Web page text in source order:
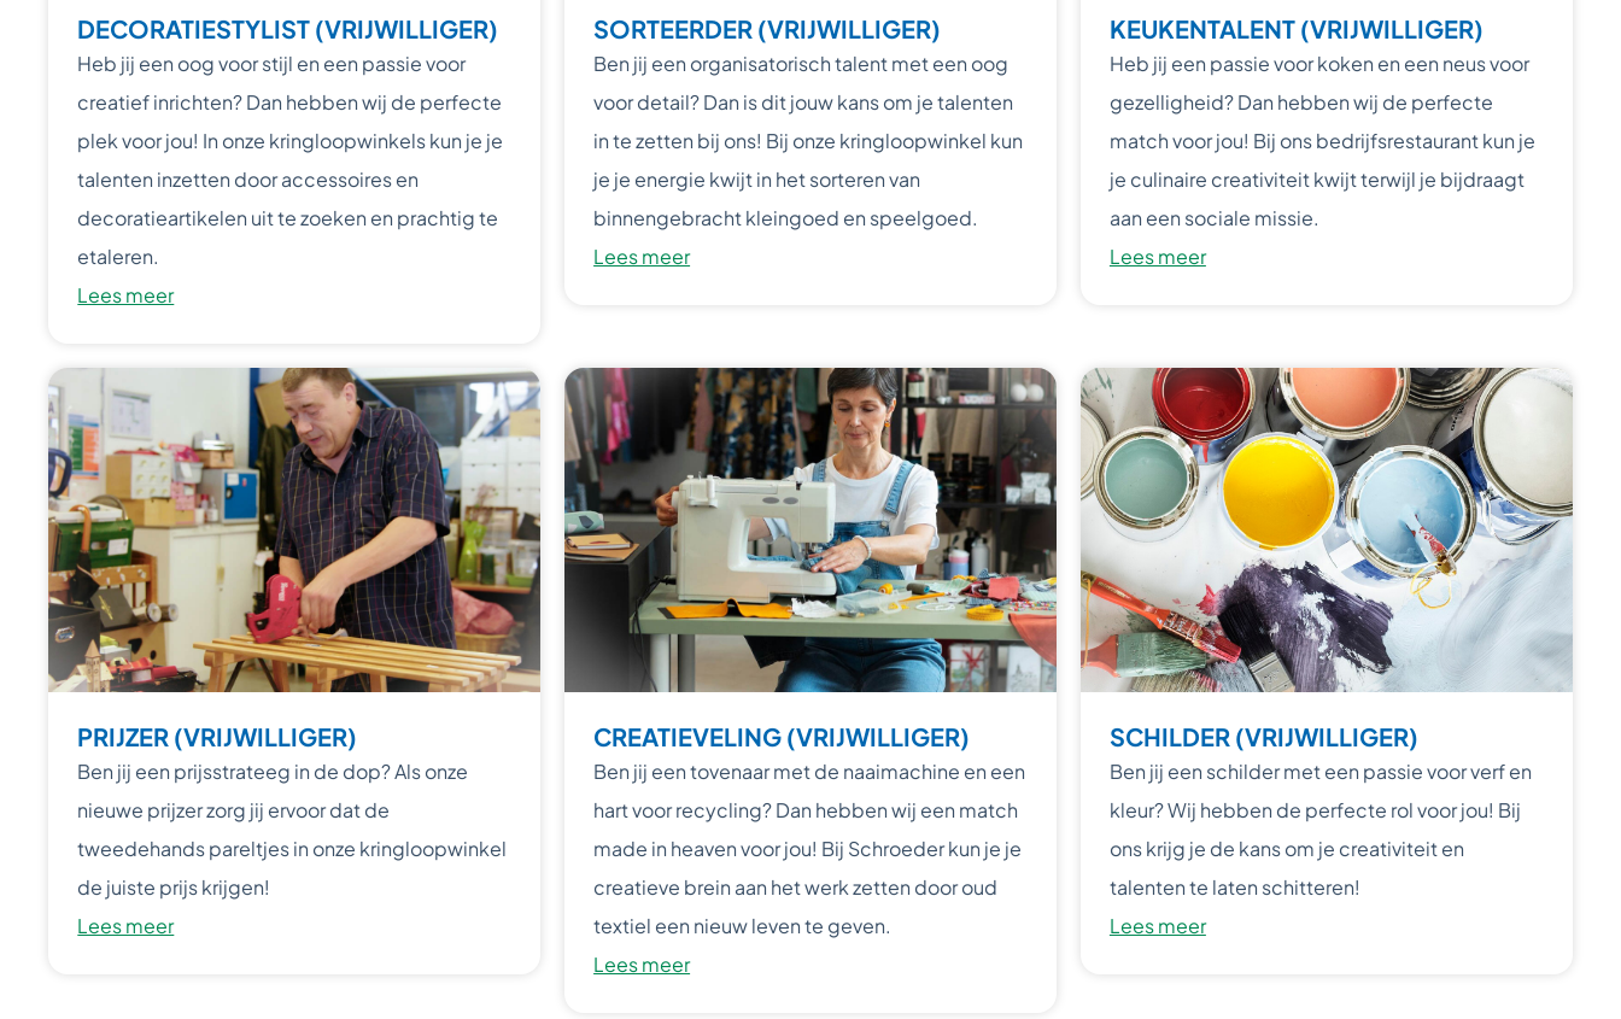
DECORATIESTYLIST (VRIJWILLIGER)
Heb jij een oog voor stijl en een passie voor
creatief inrichten? Dan hebben wij de perfecte
plek voor jou! In onze kringloopwinkels kun je je
talenten inzetten door accessoires en
decoratieartikelen uit te zoeken en prachtig te
etaleren.
Lees meer
SORTEERDER (VRIJWILLIGER)
Ben jij een organisatorisch talent met een oog
voor detail? Dan is dit jouw kans om je talenten
in te zetten bij ons! Bij onze kringloopwinkel kun
je je energie kwijt in het sorteren van
binnengebracht kleingoed en speelgoed.
Lees meer
KEUKENTALENT (VRIJWILLIGER)
Heb jij een passie voor koken en een neus voor
gezelligheid? Dan hebben wij de perfecte
match voor jou! Bij ons bedrijfsrestaurant kun je
je culinaire creativiteit kwijt terwijl je bijdraagt
aan een sociale missie.
Lees meer
PRIJZER (VRIJWILLIGER)
Ben jij een prijsstrateeg in de dop? Als onze
nieuwe prijzer zorg jij ervoor dat de
tweedehands pareltjes in onze kringloopwinkel
de juiste prijs krijgen!
Lees meer
CREATIEVELING (VRIJWILLIGER)
Ben jij een tovenaar met de naaimachine en een
hart voor recycling? Dan hebben wij een match
made in heaven voor jou! Bij Schroeder kun je je
creatieve brein aan het werk zetten door oud
textiel een nieuw leven te geven.
Lees meer
SCHILDER (VRIJWILLIGER)
Ben jij een schilder met een passie voor verf en
kleur? Wij hebben de perfecte rol voor jou! Bij
ons krijg je de kans om je creativiteit en
talenten te laten schitteren!
Lees meer